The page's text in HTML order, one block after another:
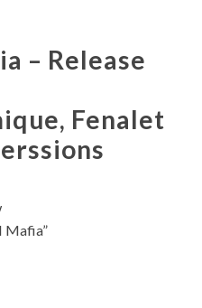
– Release
Fenalet
Mafia”